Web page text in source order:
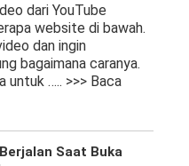
dari YouTube
website di bawah.
dan ingin
bagaimana caranya.
untuk ….. >>> Baca
Saat Buka